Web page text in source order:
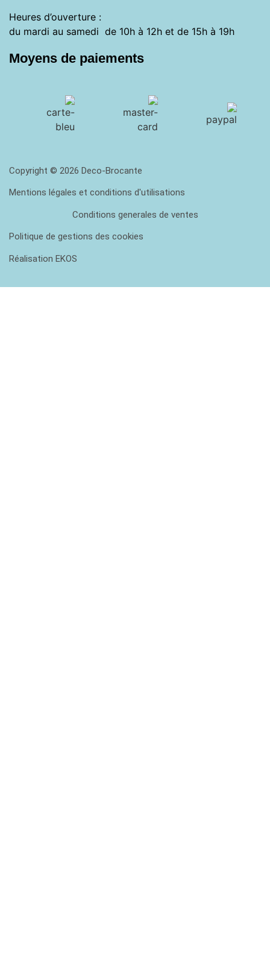
Heures d’ouverture :
du mardi au samedi de 10h à 12h et de 15h à 19h
Moyens de paiements
Copyright © 2026 Deco-Brocante
Mentions légales et conditions d'utilisations
Conditions generales de ventes
Politique de gestions des cookies
Réalisation EKOS